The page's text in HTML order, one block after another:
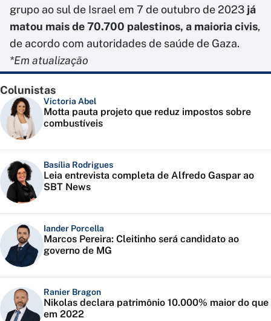
grupo ao sul de Israel em 7 de outubro de 2023 já
matou mais de 70.700 palestinos, a maioria civis,
de acordo com autoridades de saúde de Gaza.
*Em atualização
Colunistas
Victoria Abel
Motta pauta projeto que reduz impostos sobre
combustíveis
Basília Rodrigues
Leia entrevista completa de Alfredo Gaspar ao
SBT News
Iander Porcella
Marcos Pereira: Cleitinho será candidato ao
governo de MG
Ranier Bragon
Nikolas declara patrimônio 10.000% maior do que
em 2022